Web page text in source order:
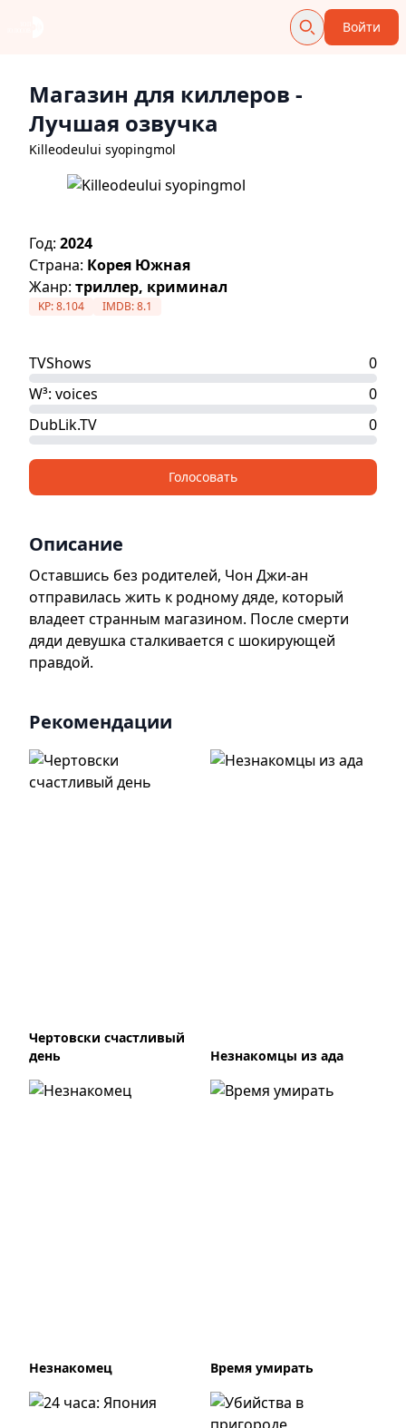
Войти
Магазин для киллеров -
Лучшая озвучка
Killeodeului syopingmol
Год: 2024
Страна: Корея Южная
Жанр: триллер, криминал
KP:8.104 IMDB:8.1
TVShows
0
W³: voices
0
DubLik.TV
0
Голосовать
Описание
Оставшись без родителей, Чон Джи-ан
отправилась жить к родному дяде, который
владеет странным магазином. После смерти
дяди девушка сталкивается с шокирующей
правдой.
Рекомендации
Чертовски счастливый
день
Незнакомцы из ада
Незнакомец Время умирать